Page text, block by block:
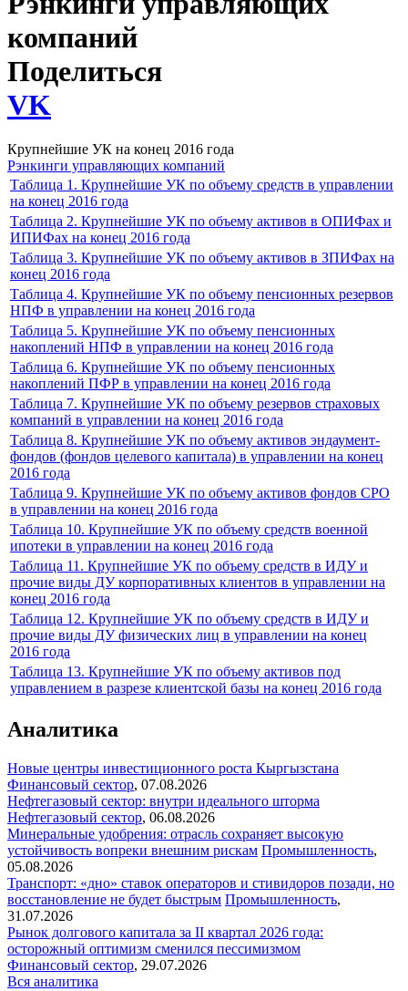
компаний
Поделиться
VK
Крупнейшие УК на конец 2016 года
Рэнкинги управляющих компаний
Таблица 1. Крупнейшие УК по объему средств в управлении
на конец 2016 года
Таблица 2. Крупнейшие УК по объему активов в ОПИФах и
ИПИФах на конец 2016 года
Таблица 3. Крупнейшие УК по объему активов в ЗПИФах на
конец 2016 года
Таблица 4. Крупнейшие УК по объему пенсионных резервов
НПФ в управлении на конец 2016 года
Таблица 5. Крупнейшие УК по объему пенсионных
накоплений НПФ в управлении на конец 2016 года
Таблица 6. Крупнейшие УК по объему пенсионных
накоплений ПФР в управлении на конец 2016 года
Таблица 7. Крупнейшие УК по объему резервов страховых
компаний в управлении на конец 2016 года
Таблица 8. Крупнейшие УК по объему активов эндаумент-
фондов (фондов целевого капитала) в управлении на конец
2016 года
Таблица 9. Крупнейшие УК по объему активов фондов СРО
в управлении на конец 2016 года
Таблица 10. Крупнейшие УК по объему средств военной
ипотеки в управлении на конец 2016 года
Таблица 11. Крупнейшие УК по объему средств в ИДУ и
прочие виды ДУ корпоративных клиентов в управлении на
конец 2016 года
Таблица 12. Крупнейшие УК по объему средств в ИДУ и
прочие виды ДУ физических лиц в управлении на конец
2016 года
Таблица 13. Крупнейшие УК по объему активов под
управлением в разрезе клиентской базы на конец 2016 года
Аналитика
Новые центры инвестиционного роста Кыргызстана
Финансовый сектор, 07.08.2026
Нефтегазовый сектор: внутри идеального шторма
Нефтегазовый сектор, 06.08.2026
Минеральные удобрения: отрасль сохраняет высокую
устойчивость вопреки внешним рискам Промышленность,
05.08.2026
Транспорт: «дно» ставок операторов и стивидоров позади, но
восстановление не будет быстрым Промышленность,
31.07.2026
Рынок долгового капитала за II квартал 2026 года:
осторожный оптимизм сменился пессимизмом
Финансовый сектор, 29.07.2026
Вся аналитика